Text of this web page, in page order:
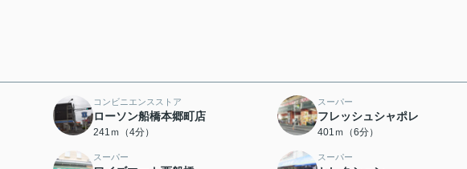
コンビニエンスストア
ローソン船橋本郷町店
241ｍ（4分）
スーパー
フレッシュシャポレ
401ｍ（6分）
スーパー スーパー